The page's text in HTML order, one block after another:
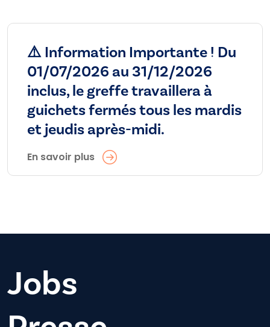
⚠️ Information Importante ! Du
01/07/2026 au 31/12/2026
inclus, le greffe travaillera à
guichets fermés tous les mardis
et jeudis après-midi.
En savoir plus
Jobs